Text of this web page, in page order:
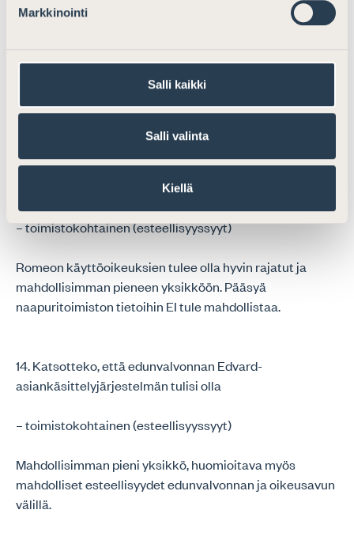
Markkinointi
Salli kaikki
Salli valinta
Kiellä
Ei kantaa.
esteellisyystilanteet tulisivat yleistymään ja juttuja
siirrettäisiin oikeusaputoimistoista yksityisille avustajille
hoidettavaksi.
13. Katsotteko, että oikeusavun Romeo-
asiankäsittelyjärjestelmän tulisi olla
– toimistokohtainen (esteellisyyssyyt)
Romeon käyttöoikeuksien tulee olla hyvin rajatut ja
mahdollisimman pieneen yksikköön. Pääsyä
naapuritoimiston tietoihin EI tule mahdollistaa.
14. Katsotteko, että edunvalvonnan Edvard-
asiankäsittelyjärjestelmän tulisi olla
– toimistokohtainen (esteellisyyssyyt)
Mahdollisimman pieni yksikkö, huomioitava myös
mahdolliset esteellisyydet edunvalvonnan ja oikeusavun
välillä.